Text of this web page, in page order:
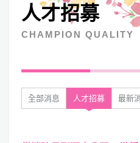
人才招募
CHAMPION QUALITY
全部消息 人才招募 最新